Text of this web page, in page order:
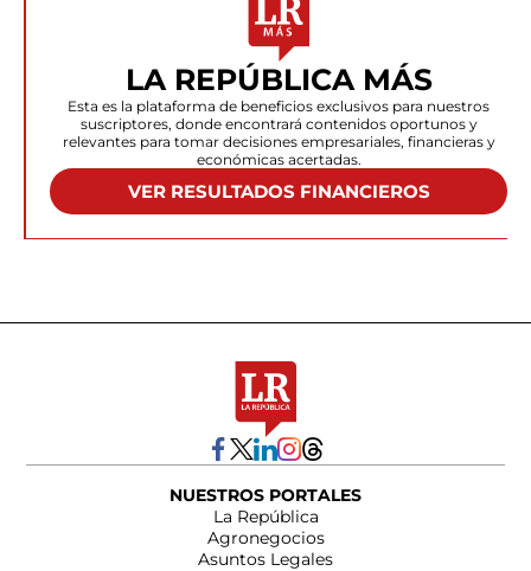
LA REPÚBLICA MÁS
Esta es la plataforma de beneficios exclusivos para nuestros
suscriptores, donde encontrará contenidos oportunos y
relevantes para tomar decisiones empresariales, financieras y
económicas acertadas.
VER RESULTADOS FINANCIEROS
NUESTROS PORTALES
La República
Agronegocios
Asuntos Legales